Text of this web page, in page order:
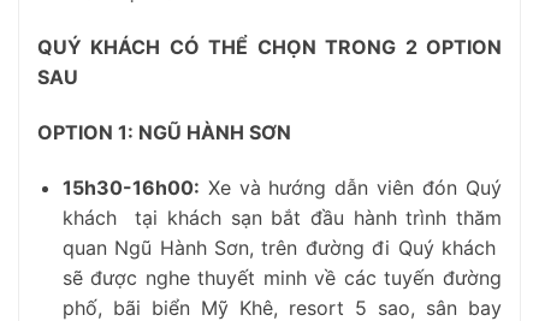
QUÝ KHÁCH CÓ THỂ CHỌN TRONG 2 OPTION
SAU
OPTION 1: NGŨ HÀNH SƠN
15h30-16h00: Xe và hướng dẫn viên đón Quý
khách tại khách sạn bắt đầu hành trình thăm
quan Ngũ Hành Sơn, trên đường đi Quý khách
sẽ được nghe thuyết minh về các tuyến đường
phố, bãi biển Mỹ Khê, resort 5 sao, sân bay